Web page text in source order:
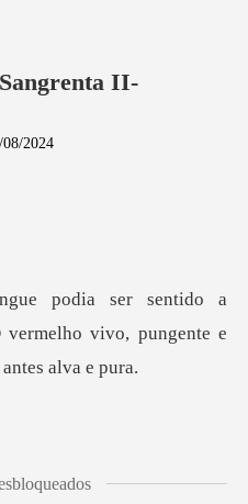
II-
2024
sentido a
vermelho vivo, p